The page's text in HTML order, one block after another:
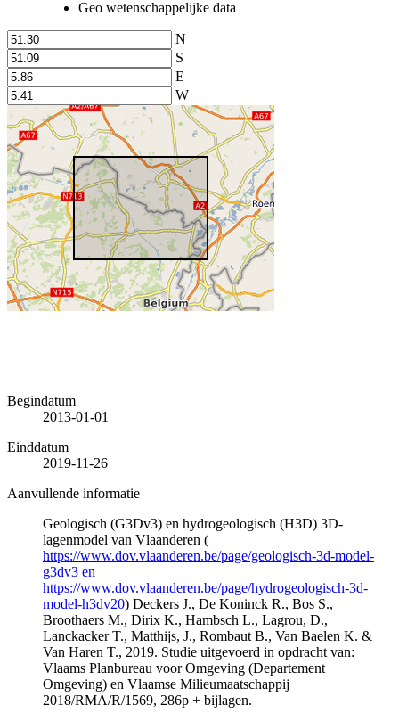
Geo wetenschappelijke data
N
S
E
W
Begindatum
2013-01-01
Einddatum
2019-11-26
Aanvullende informatie
Geologisch (G3Dv3) en hydrogeologisch (H3D) 3D-
lagenmodel van Vlaanderen (
https://www.dov.vlaanderen.be/page/geologisch-3d-model-
g3dv3 en
https://www.dov.vlaanderen.be/page/hydrogeologisch-3d-
model-h3dv20) Deckers J., De Koninck R., Bos S.,
Broothaers M., Dirix K., Hambsch L., Lagrou, D.,
Lanckacker T., Matthijs, J., Rombaut B., Van Baelen K. &
Van Haren T., 2019. Studie uitgevoerd in opdracht van:
Vlaams Planbureau voor Omgeving (Departement
Omgeving) en Vlaamse Milieumaatschappij
2018/RMA/R/1569, 286p + bijlagen.